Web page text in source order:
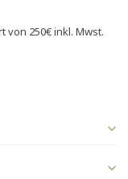
von 250€inkl. Mwst.